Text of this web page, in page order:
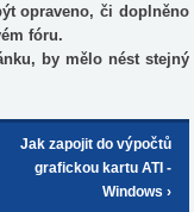
opraveno, či doplněno
fóru.
by mělo nést stejný
Jak zapojit do výpočtů
grafickou kartu ATI -
Windows ›